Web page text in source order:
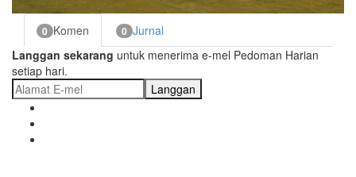
0 Komen 0 Jurnal
Langgan sekarang untuk menerima e-mel Pedoman Harian
setiap hari.
Langgan